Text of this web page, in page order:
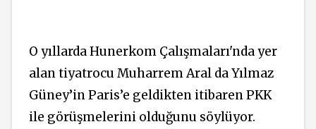
O yıllarda Hunerkom Çalışmaları'nda yer
alan tiyatrocu Muharrem Aral da Yılmaz
Güney’in Paris’e geldikten itibaren PKK
ile görüşmelerini olduğunu söylüyor.